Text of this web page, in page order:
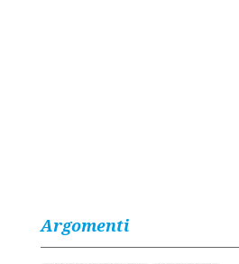
Argomenti